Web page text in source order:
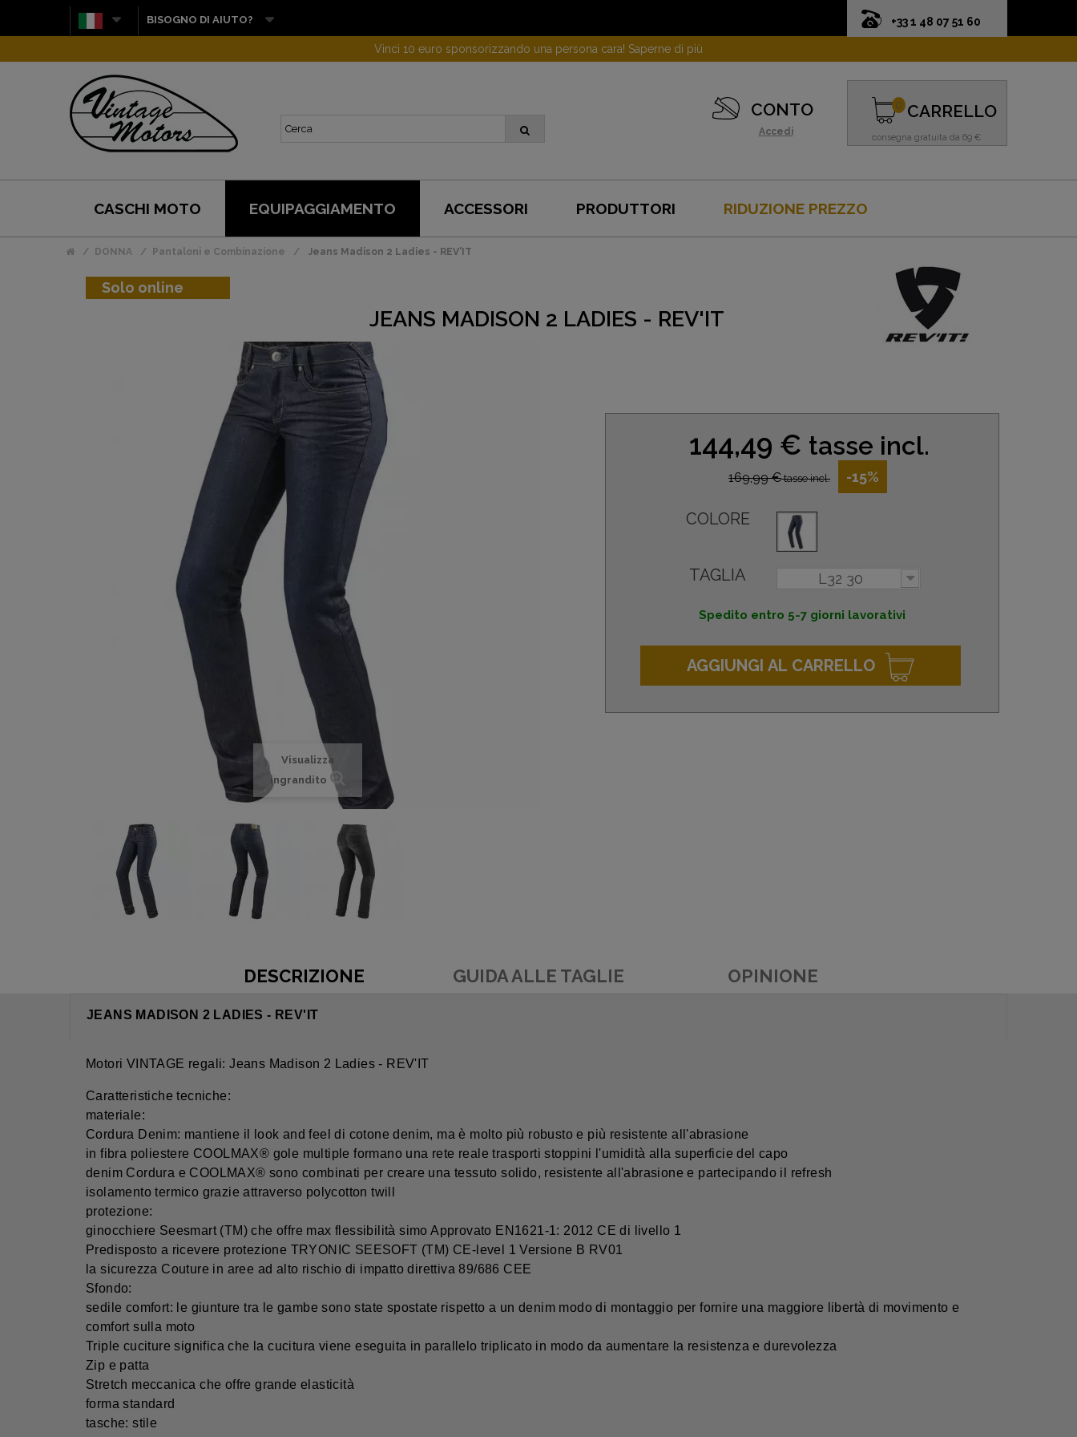
+33 1 48 07 51 60
BISOGNO DI AIUTO?
Vinci 10 euro sponsorizzando una persona cara! Saperne di più
CONTO
Accedi
CARRELLO
consegna gratuita da 69 €
0
CASCHI MOTO EQUIPAGGIAMENTO ACCESSORI PRODUTTORI RIDUZIONE PREZZO
DONNA Pantaloni e Combinazione Jeans Madison 2 Ladies - REV'IT
Solo online
JEANS MADISON 2 LADIES - REV'IT
Visualizza
ingrandito
144,49 € tasse incl.
169,99 €tasse incl. -15%
COLORE
TAGLIA L32 30
Spedito entro 5-7 giorni lavorativi
AGGIUNGI AL CARRELLO
DESCRIZIONE GUIDA ALLE TAGLIE OPINIONE
JEANS MADISON 2 LADIES - REV'IT
Motori VINTAGE regali: Jeans Madison 2 Ladies - REV'IT
Caratteristiche tecniche:
materiale:
Cordura Denim: mantiene il look and feel di cotone denim, ma è molto più robusto e più resistente all'abrasione
in fibra poliestere COOLMAX® gole multiple formano una rete reale trasporti stoppini l'umidità alla superficie del capo
denim Cordura e COOLMAX® sono combinati per creare una tessuto solido, resistente all'abrasione e partecipando il refresh
isolamento termico grazie attraverso polycotton twill
protezione:
ginocchiere Seesmart (TM) che offre max flessibilità simo Approvato EN1621-1: 2012 CE di livello 1
Predisposto a ricevere protezione TRYONIC SEESOFT (TM) CE-level 1 Versione B RV01
la sicurezza Couture in aree ad alto rischio di impatto direttiva 89/686 CEE
Sfondo:
sedile comfort: le giunture tra le gambe sono state spostate rispetto a un denim modo di montaggio per fornire una maggiore libertà di movimento e
comfort sulla moto
Triple cuciture significa che la cucitura viene eseguita in parallelo triplicato in modo da aumentare la resistenza e durevolezza
Zip e patta
Stretch meccanica che offre grande elasticità
forma standard
tasche: stile